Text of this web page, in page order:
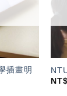
插畫明